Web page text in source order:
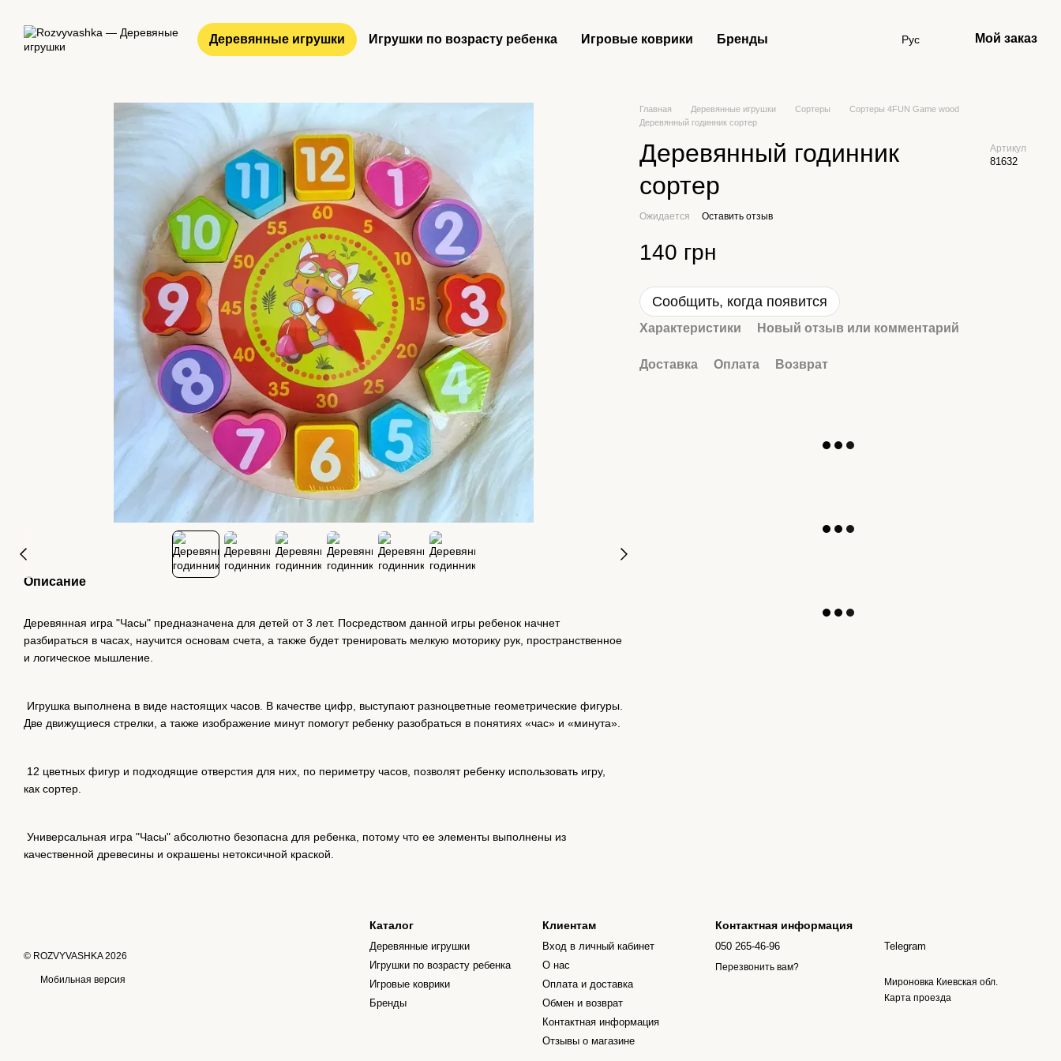
Деревянные игрушки Игрушки по возрасту ребенка Игровые коврики Бренды Рус Мой заказ
Описание
Деревянная игра "Часы" предназначена для детей от 3 лет. Посредством данной игры ребенок начнет
разбираться в часах, научится основам счета, а также будет тренировать мелкую моторику рук, пространственное
и логическое мышление.
Игрушка выполнена в виде настоящих часов. В качестве цифр, выступают разноцветные геометрические фигуры.
Две движущиеся стрелки, а также изображение минут помогут ребенку разобраться в понятиях «час» и «минута».
12 цветных фигур и подходящие отверстия для них, по периметру часов, позволят ребенку использовать игру,
как сортер.
Универсальная игра "Часы" абсолютно безопасна для ребенка, потому что ее элементы выполнены из
качественной древесины и окрашены нетоксичной краской.
Главная Деревянные игрушки Сортеры
Сортеры 4FUN Game wood
Деревянный годинник сортер
Деревянный годинник
сортер
Артикул
81632
Ожидается Оставить отзыв
140 грн
Сообщить, когда появится
Характеристики Новый отзыв или комментарий
Доставка Оплата Возврат
© ROZVYVASHKA 2026
Мобильная версия
Каталог
Деревянные игрушки
Игрушки по возрасту ребенка
Игровые коврики
Бренды
Клиентам
Вход в личный кабинет
О нас
Оплата и доставка
Обмен и возврат
Контактная информация
Отзывы о магазине
Контактная информация
050 265-46-96
Перезвонить вам?
Telegram
Мироновка Киевская обл.
Карта проезда